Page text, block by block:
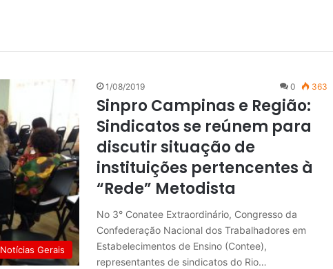
Notícias Gerais
1/08/2019 0 363
Sinpro Campinas e Região:
Sindicatos se reúnem para
discutir situação de
instituições pertencentes à
“Rede” Metodista
No 3° Conatee Extraordinário, Congresso da
Confederação Nacional dos Trabalhadores em
Estabelecimentos de Ensino (Contee),
representantes de sindicatos do Rio…